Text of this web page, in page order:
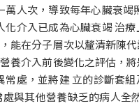
人次，導致每年心臟衰竭
介入已成為心臟衰竭 治
能在分子層次以釐清新陳
養介入前後變化之評估，
處，並將建 立的診斷套
與其他營養缺乏的病人全